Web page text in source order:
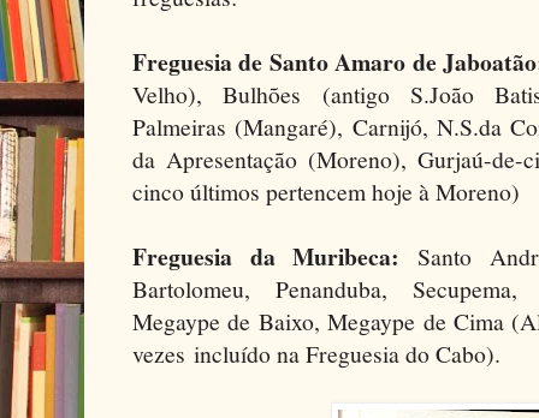
Freguesia de Santo Amaro de
Velho), Bulhões (antigo S.João
Palmeiras (Mangaré), Carnijó, N.S.da
da Apresentação (Moreno), Gurjaú-
cinco últimos pertencem hoje à Moreno)
Freguesia da Muribeca: Santo
Bartolomeu, Penanduba,
Megaype de Baixo, Megaype de Cima
vezes incluído na Freguesia do Cabo).